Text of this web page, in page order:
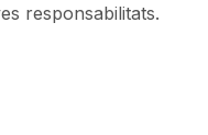
responsabilitats.